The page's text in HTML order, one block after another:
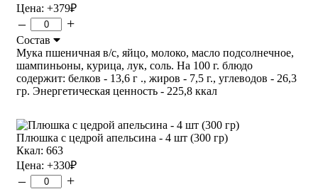
Цена: +379₽
– +
Состав
Мука пшеничная в/с, яйцо, молоко, масло подсолнечное,
шампиньоны, курица, лук, соль. На 100 г. блюдо
содержит: белков - 13,6 г ., жиров - 7,5 г., углеводов - 26,3
гр. Энергетическая ценность - 225,8 ккал
Плюшка с цедрой апельсина - 4 шт (300 гр)
Ккал: 663
Цена: +330₽
– +